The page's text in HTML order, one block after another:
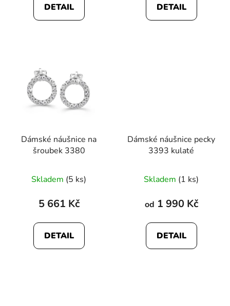
DETAIL DETAIL
Dámské náušnice na
šroubek 3380
Skladem (5 ks)
5 661 Kč
DETAIL
Dámské náušnice pecky
3393 kulaté
Skladem (1 ks)
od 1 990 Kč
DETAIL